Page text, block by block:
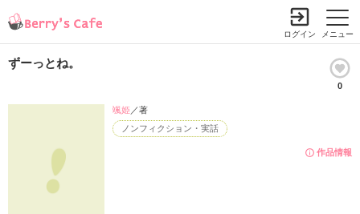
メニュー
ログイン
ずーっとね。
0
作品情報
ノンフィクション・実話
颯姫／著